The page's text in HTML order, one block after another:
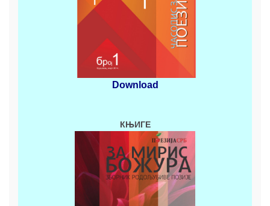
Download
КЊИГЕ